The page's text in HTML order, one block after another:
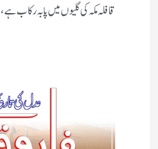
قافلہ مکہ کی گلیوں میں پا بہ رکاب